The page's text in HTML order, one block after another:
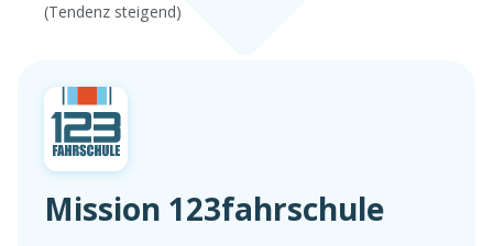
(Tendenz steigend)
Mission 123fahrschule